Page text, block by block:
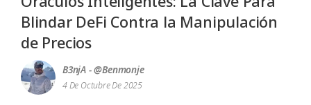
Blindar DeFi Contra la Manipulación
de Precios
B3njA - @benmonje
4 De Octubre De 2025